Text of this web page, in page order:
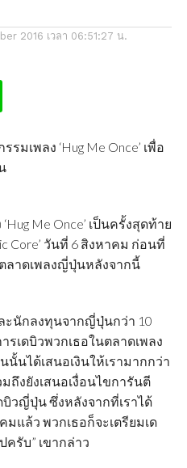
2016 เวลา 06:51:27 น.
รมเพลง ‘Hug Me Once’ เพื่อ
Me Once’ เป็นครั้งสุดท้าย
Core’ วันที่ 6 สิงหาคม ก่อนที่
ลาดเพลงญี่ปุ่นหลังจากนี้
ะนักลงทุนจากญี่ปุ่นกว่า 10
รเดบิวพวกเธอในตลาดเพลง
นั้นได้เสนอเงินให้เรามากกว่า
ถึงยังเสนอเงื่อนไขการันตี
บิวญี่ปุ่น ซึ่งหลังจากที่เราได้
แล้ว พวกเธอก็จะเตรียมเด
รับ” เขากล่าว